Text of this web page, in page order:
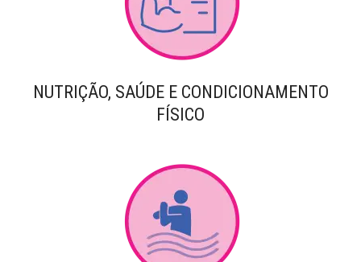
NUTRIÇÃO, SAÚDE E CONDICIONAMENTO
FÍSICO